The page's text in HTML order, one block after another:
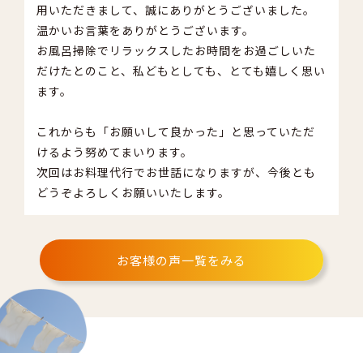
用いただきまして、誠にありがとうございました。
温かいお言葉をありがとうございます。
お風呂掃除でリラックスしたお時間をお過ごしいた
だけたとのこと、私どもとしても、とても嬉しく思い
ます。
これからも「お願いして良かった」と思っていただ
けるよう努めてまいります。
次回はお料理代行でお世話になりますが、今後とも
どうぞよろしくお願いいたします。
お客様の声一覧をみる